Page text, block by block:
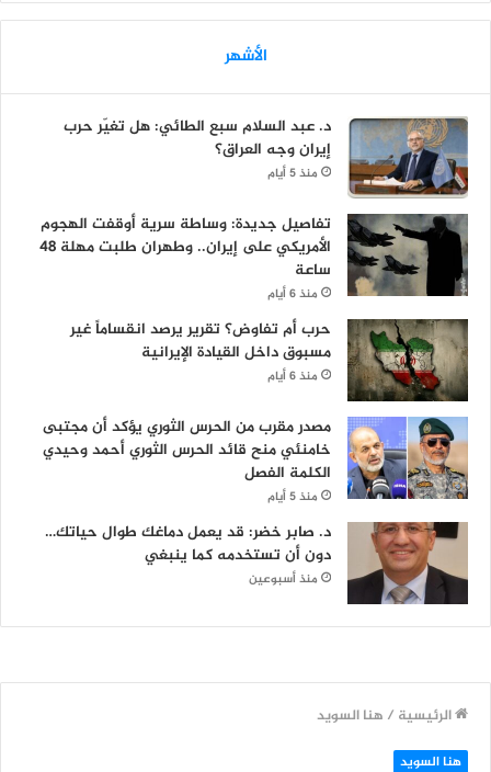
الأشهر
د. عبد السلام سبع الطائي: هل تغيّر حرب
إيران وجه العراق؟
منذ 5 أيام
تفاصيل جديدة: وساطة سرية أوقفت الهجوم
الأمريكي على إيران.. وطهران طلبت مهلة 48
ساعة
منذ 6 أيام
حرب أم تفاوض؟ تقرير يرصد انقساماً غير
مسبوق داخل القيادة الإيرانية
منذ 6 أيام
مصدر مقرب من الحرس الثوري يؤكد أن مجتبى
خامنئي منح قائد الحرس الثوري أحمد وحيدي
الكلمة الفصل
منذ 5 أيام
د. صابر خضر: قد يعمل دماغك طوال حياتك…
دون أن تستخدمه كما ينبغي
منذ أسبوعين